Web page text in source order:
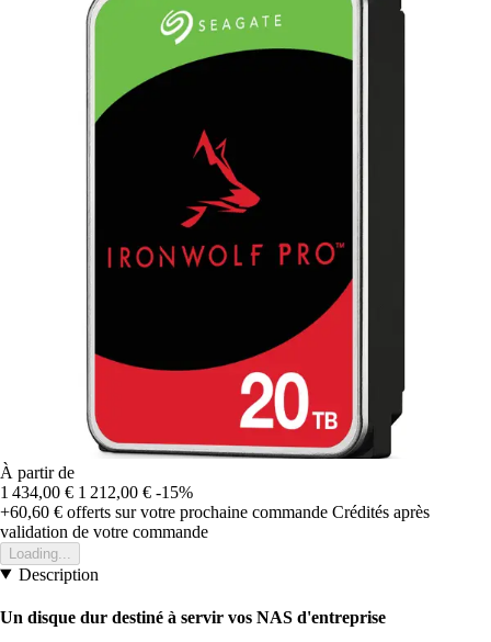
À partir de
1 434,00 € 1 212,00 € -15%
+60,60 € offerts sur votre prochaine commande Crédités après
validation de votre commande
Loading...
Description
Un disque dur destiné à servir vos NAS d'entreprise